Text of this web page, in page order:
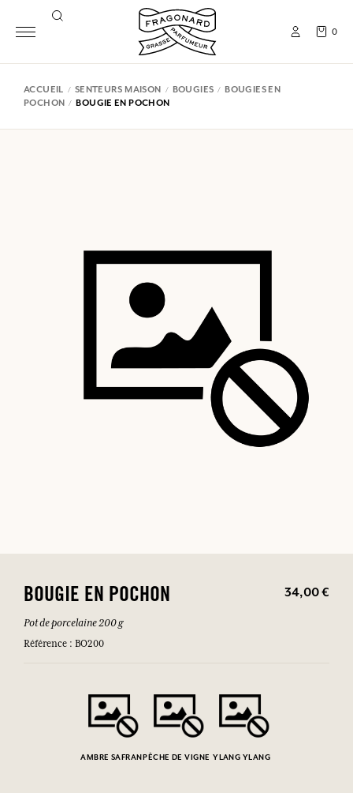
0
ACCUEIL SENTEURS MAISON BOUGIES
BOUGIES EN
POCHON
BOUGIE EN POCHON
BOUGIE EN POCHON 34,00 €
Pot de porcelaine 200 g
Référence : BO200
AMBRE SAFRANPÊCHE DE VIGNE YLANG YLANG